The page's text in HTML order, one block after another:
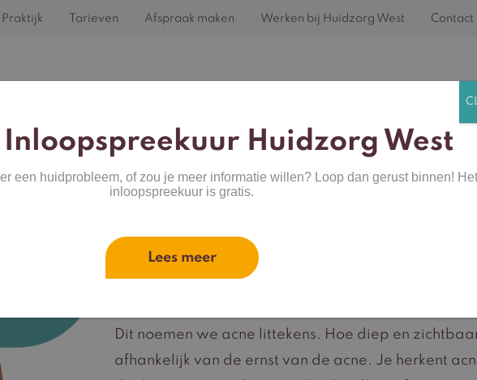
Praktijk Tarieven Afspraak maken Werken bij Huidzorg West Contact
Acne littekens
De huidaandoening acne kan blijvende schade
Dit noemen we acne littekens. Hoe diep en
afhankelijk van de ernst van de acne. Je herkent
Huidzorg West
een huidprobleem, of zou je meer informatie willen? Loop dan gerust binnen! Het
inloopspreekuur is gratis.
Lees meer